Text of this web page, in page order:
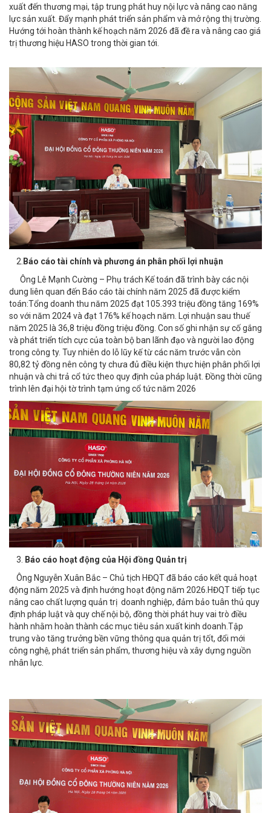
xuất đến thương mại, tập trung phát huy nội lực và nâng cao năng
lực sản xuất. Đẩy mạnh phát triển sản phẩm và mở rộng thị trường.
Hướng tới hoàn thành kế hoạch năm 2026 đã đề ra và nâng cao giá
trị thương hiệu HASO trong thời gian tới.
2. Báo cáo tài chính và phương án phân phối lợi nhuận
Ông Lê Mạnh Cường – Phụ trách Kế toán đã trình bày các nội
dung liên quan đến Báo cáo tài chính năm 2025 đã được kiểm
toán:Tổng doanh thu năm 2025 đạt 105.393 triệu đồng tăng 169%
so với năm 2024 và đạt 176% kế hoạch năm. Lợi nhuận sau thuế
năm 2025 là 36,8 triệu đồng triệu đồng. Con số ghi nhận sự cố gắng
và phát triển tích cực của toàn bộ ban lãnh đạo và người lao động
trong công ty. Tuy nhiên do lỗ lũy kế từ các năm trước vẫn còn
80,82 tỷ đồng nên công ty chưa đủ điều kiện thực hiện phân phối lợi
nhuận và chi trả cổ tức theo quy định của pháp luật. Đồng thời cũng
trình lên đại hội tờ trình tạm ứng cổ tức năm 2026
3. Báo cáo hoạt động của Hội đồng Quản trị
Ông Nguyễn Xuân Bắc – Chủ tịch HĐQT đã báo cáo kết quả hoạt
động năm 2025 và định hướng hoạt động năm 2026.HĐQT tiếp tục
nâng cao chất lượng quản trị doanh nghiệp, đảm bảo tuân thủ quy
định pháp luật và quy chế nội bộ, đồng thời phát huy vai trò điều
hành nhằm hoàn thành các mục tiêu sản xuất kinh doanh.Tập
trung vào tăng trưởng bền vững thông qua quản trị tốt, đổi mới
công nghệ, phát triển sản phẩm, thương hiệu và xây dựng nguồn
nhân lực.